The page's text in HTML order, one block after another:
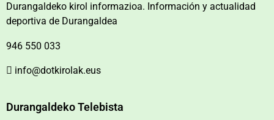
Durangaldeko kirol informazioa. Información y actualidad
deportiva de Durangaldea
946 550 033
info@dotkirolak.eus
Durangaldeko Telebista